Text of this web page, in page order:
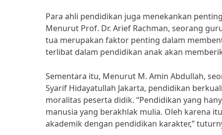
Para ahli pendidikan juga menekankan
Menurut Prof. Dr. Arief Rachman, seorang
tua merupakan faktor penting dalam
terlibat dalam pendidikan anak akan
Sementara itu, Menurut M. Amin Abdullah,
Syarif Hidayatullah Jakarta, pendidikan
moralitas peserta didik. “Pendidikan yang
manusia yang berakhlak mulia. Oleh karena
akademik dengan pendidikan karakter,”